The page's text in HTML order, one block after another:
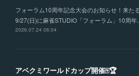
フォーラム10周年記念大会のお知らせ！来た
9/27(日)に麻雀STUDIO「フォーラム」10周
2026.07.24 06:04
アベクミワールドカップ開催🀄🏆